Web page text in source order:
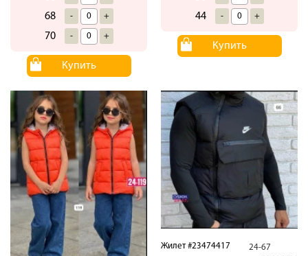
68 - +
70 - +
Купить
44 - +
Купить
Жилет #23474417 24-67